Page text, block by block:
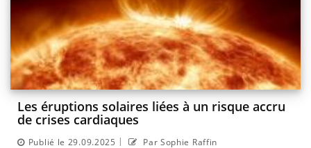
Les éruptions solaires liées à un risque accru
de crises cardiaques
Publié le 29.09.2025 | Par Sophie Raffin